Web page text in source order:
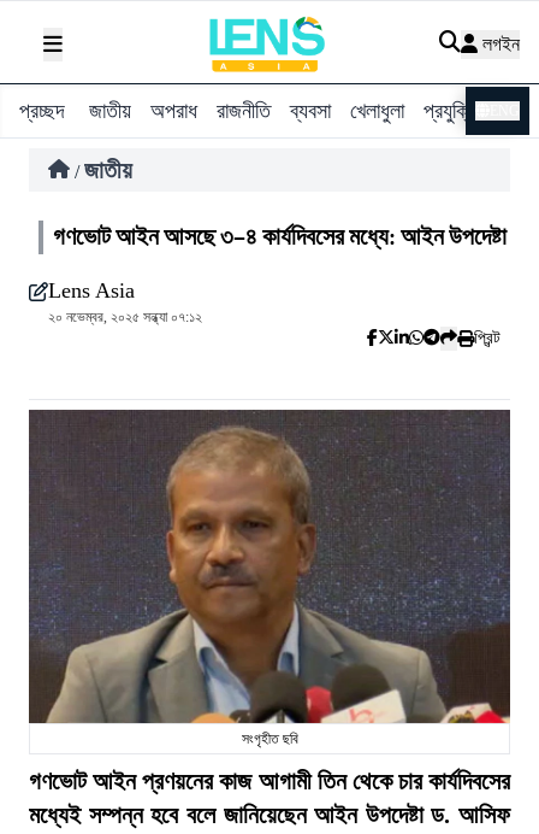
লগইন
প্রচ্ছদ জাতীয় অপরাধ রাজনীতি ব্যবসা খেলাধুলা প্রযুক্তি
/ জাতীয়
গণভোট আইন আসছে ৩–৪ কার্যদিবসের মধ্যে: আইন উপদেষ্টা
Lens Asia
২০ নভেম্বর, ২০২৫ সন্ধ্যা ০৭:১২
প্রিন্ট
সংগৃহীত ছবি
গণভোট আইন প্রণয়নের কাজ আগামী তিন থেকে চার কার্যদিবসের
মধ্যেই সম্পন্ন হবে বলে জানিয়েছেন আইন উপদেষ্টা ড. আসিফ